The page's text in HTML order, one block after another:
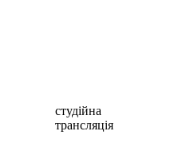
студійна
трансляція